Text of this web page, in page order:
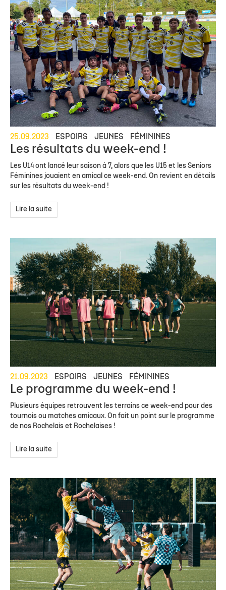
25.09.2023 ESPOIRS JEUNES FÉMININES
Les résultats du week-end !
Les U14 ont lancé leur saison à 7, alors que les U15 et les Seniors
Féminines jouaient en amical ce week-end. On revient en détails
sur les résultats du week-end !
Lire la suite
21.09.2023 ESPOIRS JEUNES FÉMININES
Le programme du week-end !
Plusieurs équipes retrouvent les terrains ce week-end pour des
tournois ou matches amicaux. On fait un point sur le programme
de nos Rochelais et Rochelaises !
Lire la suite